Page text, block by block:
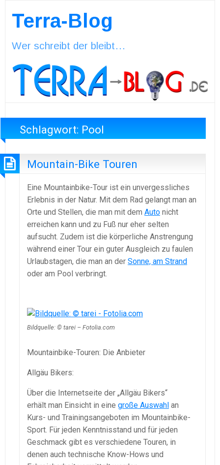
Terra-Blog
Wer schreibt der bleibt…
Schlagwort: Pool
Mountain-Bike Touren
Eine Mountainbike-Tour ist ein unvergessliches
Erlebnis in der Natur. Mit dem Rad gelangt man an
Orte und Stellen, die man mit dem Auto nicht
erreichen kann und zu Fuß nur eher selten
aufsucht. Zudem ist die körperliche Anstrengung
während einer Tour ein guter Ausgleich zu faulen
Urlaubstagen, die man an der Sonne, am Strand
oder am Pool verbringt.
Bildquelle: © tarei – Fotolia.com
Mountainbike-Touren: Die Anbieter
Allgäu Bikers:
Über die Internetseite der „Allgäu Bikers“
erhält man Einsicht in eine große Auswahl an
Kurs- und Trainingsangeboten im Mountainbike-
Sport. Für jeden Kenntnisstand und für jeden
Geschmack gibt es verschiedene Touren, in
denen auch technische Know-Hows und